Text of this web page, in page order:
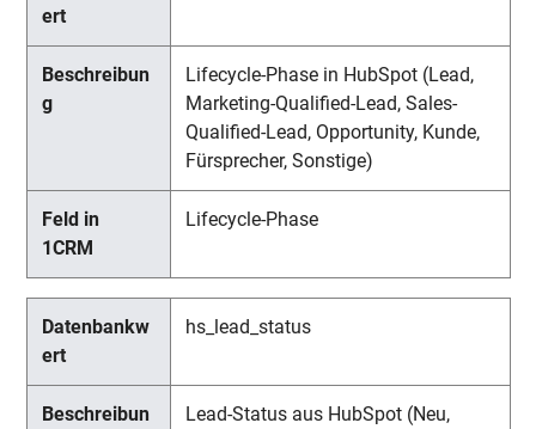
Lifecycle-Phase in HubSpot (Lead,
Marketing-Qualified-Lead, Sales-
Qualified-Lead, Opportunity, Kunde,
Fürsprecher, Sonstige)
Lifecycle-Phase
hs_lead_status
Lead-Status aus HubSpot (Neu,